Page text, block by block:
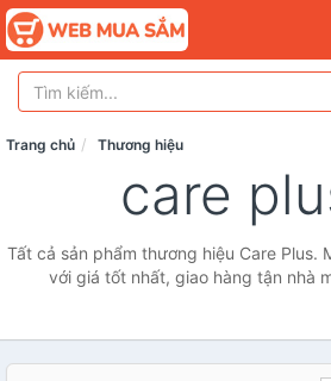
Trang chủ Thương hiệu
care
Tất cả sản phẩm thương hiệu Care Plus.
với giá tốt nhất, giao hàng tận nhà